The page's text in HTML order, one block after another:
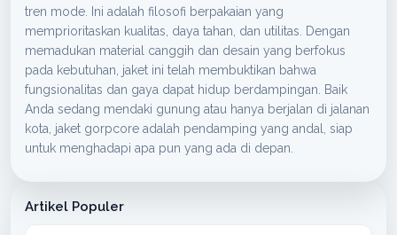
tren mode. Ini adalah filosofi berpakaian yang
memprioritaskan kualitas, daya tahan, dan utilitas. Dengan
memadukan material canggih dan desain yang berfokus
pada kebutuhan, jaket ini telah membuktikan bahwa
fungsionalitas dan gaya dapat hidup berdampingan. Baik
Anda sedang mendaki gunung atau hanya berjalan di jalanan
kota, jaket gorpcore adalah pendamping yang andal, siap
untuk menghadapi apa pun yang ada di depan.
Artikel Populer